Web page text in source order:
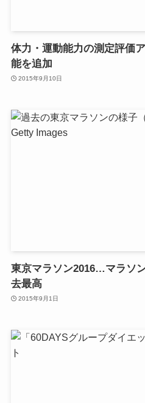
体力・運動能力の測定評価
能を追加
2015年9月10日
東京マラソン2016…マラソ
去最高
2015年9月1日